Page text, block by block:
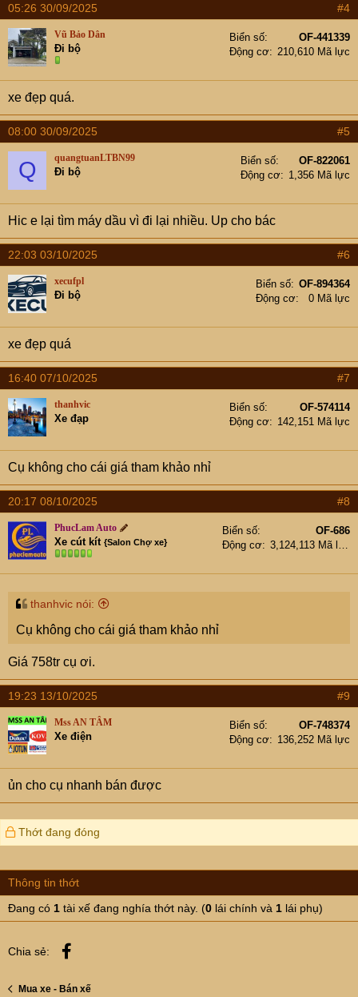
05:26 30/09/2025 #4
Vũ Bảo Dân
Đi bộ
Biển số
OF-441339
Động cơ
210,610 Mã lực
xe đẹp quá.
08:00 30/09/2025 #5
Q quangtuanLTBN99
Đi bộ
Biển số
OF-822061
Động cơ
1,356 Mã lực
Hic e lại tìm máy dầu vì đi lại nhiều. Up cho bác
22:03 03/10/2025 #6
xecufpl
Đi bộ
Biển số
OF-894364
Động cơ
0 Mã lực
xe đẹp quá
16:40 07/10/2025 #7
thanhvic
Xe đạp
Biển số
OF-574114
Động cơ
142,151 Mã lực
Cụ không cho cái giá tham khảo nhỉ
20:17 08/10/2025 #8
PhucLam Auto
Xe cút kít {Salon Chợ xe}
Biển số
OF-686
Động cơ
thanhvic nói:
Cụ không cho cái giá tham khảo nhỉ
Giá 758tr cụ ơi.
19:23 13/10/2025 #9
Mss AN TÂM
Xe điện
Biển số
OF-748374
Động cơ
136,252 Mã lực
ủn cho cụ nhanh bán được
Thớt đang đóng
Thông tin thớt
Đang có 1 tài xế đang nghía thớt này. (0 lái chính và 1 lái phụ)
Chia sẻ:
Mua xe - Bán xế